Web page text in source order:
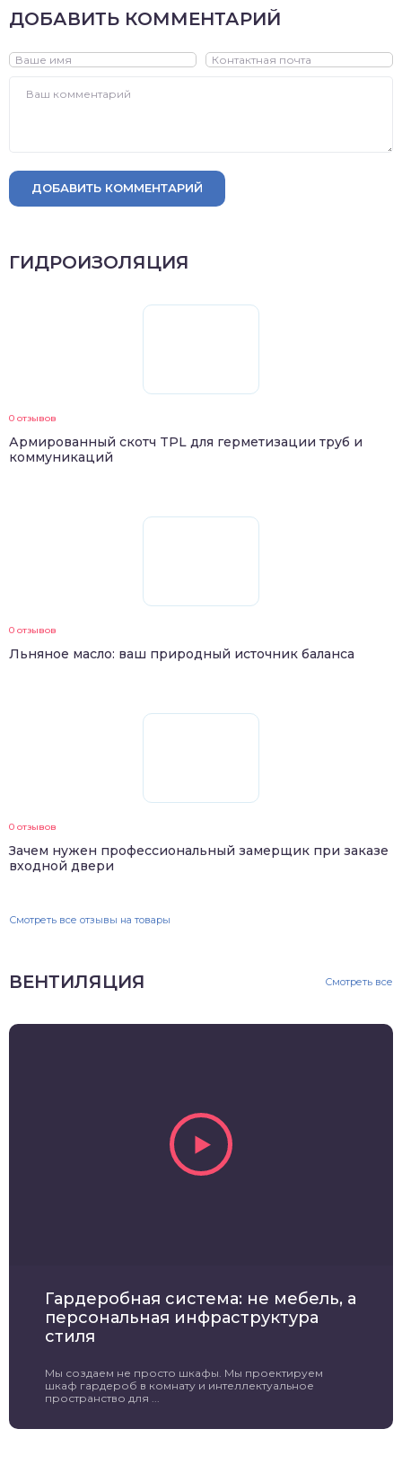
ДОБАВИТЬ КОММЕНТАРИЙ
ДОБАВИТЬ КОММЕНТАРИЙ
ГИДРОИЗОЛЯЦИЯ
0 отзывов
Армированный скотч TPL для герметизации труб и
коммуникаций
0 отзывов
Льняное масло: ваш природный источник баланса
0 отзывов
Зачем нужен профессиональный замерщик при заказе
входной двери
Смотреть все отзывы на товары
ВЕНТИЛЯЦИЯ Смотреть все
Гардеробная система: не мебель, а
персональная инфраструктура
стиля
Мы создаем не просто шкафы. Мы проектируем
шкаф гардероб в комнату и интеллектуальное
пространство для ...